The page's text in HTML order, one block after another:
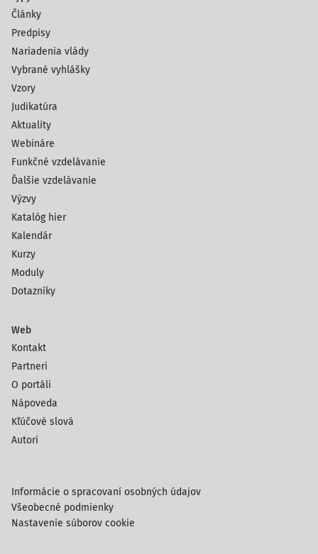
Články
Predpisy
Nariadenia vlády
Vybrané vyhlášky
Vzory
Judikatúra
Aktuality
Webináre
Funkčné vzdelávanie
Ďalšie vzdelávanie
Výzvy
Katalóg hier
Kalendár
Kurzy
Moduly
Dotazníky
Web
Kontakt
Partneri
O portáli
Nápoveda
Kľúčové slová
Autori
Informácie o spracovaní osobných údajov
Všeobecné podmienky
Nastavenie súborov cookie